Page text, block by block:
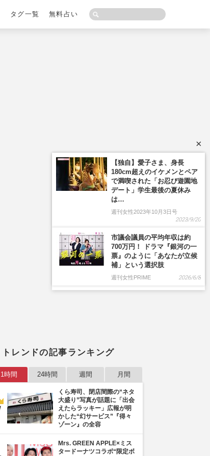
タグ一覧 無料占い
トレンドの記事ランキング
1時間 24時間 週間 月間
くら寿司、閉店間際の“ネタ
大盛り”写真が話題に「出会
えたらラッキー」広報が明
かした“幻サービス”『得々
ゾーン』の全容
Mrs. GREEN APPLE×ミス
タードーナツコラボ“限定ボ
×
【独自】愛子さま、身長
180cm超えのイケメンとペア
で満喫された「お忍び遊園地
デート」学生最後の夏休み
は…
週刊女性2023年10月3日号
2023/9/20
市議会議員の平均年収は約
700万円！ ドラマ『銀河の一
票』のように「あなたが立候
補」という選択肢
週刊女性PRIME 2026/6/8